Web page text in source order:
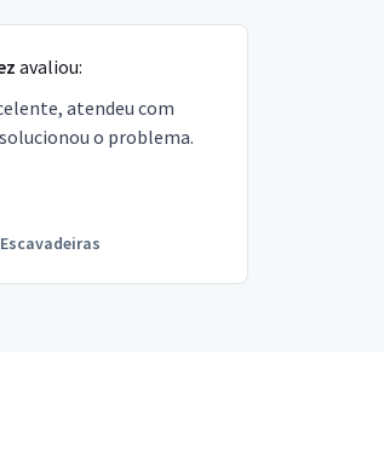
avaliou:
atendeu com
o problema.
Escavadeiras